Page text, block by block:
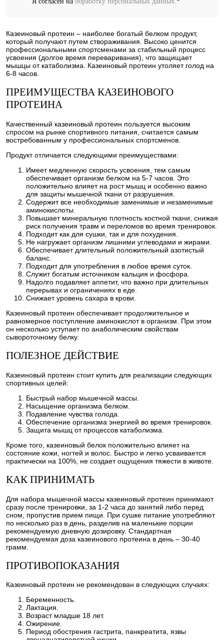
Казеиновый протеин – наиболее богатый белком продукт,
который получают путем створаживания. Высоко ценится
профессиональными спортсменами за стабильный процесс
усвоения (долгое время переваривания), что защищает
мышцы от катаболизма. Казеиновый протеин утоляет голод на
6-8 часов.
ПРЕИМУЩЕСТВА КАЗЕИНОВОГО
ПРОТЕИНА
Качественный казеиновый протеин пользуется высоким
спросом на рынке спортивного питания, считается самым
востребованным у профессиональных спортсменов.
Продукт отличается следующими преимуществами:
Имеет медленную скорость усвоения, тем самым
обеспечивает организм белком на 5-7 часов. Это
положительно влияет на рост мышц и особенно важно
для защиты мышечной ткани от разрушения.
Содержит все необходимые заменимые и незаменимые
аминокислоты.
Повышает минеральную плотность костной ткани, снижая
риск получения травм и переломов во время тренировок.
Подходит как для сушки, так и для похудения.
Не нагружает организм лишними углеводами и жирами.
Обеспечивает длительный положительный азотистый
баланс.
Подходит для употребления в любое время суток.
Служит богатым источником кальция и фосфора.
Надолго подавляет аппетит, что важно при длительных
перерывах и ограничениях в еде.
Снижает уровень сахара в крови.
Казеиновый протеин обеспечивает продолжительное и
равномерное поступление аминокислот в организм. При этом
он несколько уступает по анаболическим свойствам
сывороточному белку.
ПОЛЕЗНОЕ ДЕЙСТВИЕ
Казеиновый протеин стоит купить для реализации следующих
спортивных целей:
Быстрый набор мышечной массы.
Насыщение организма белком.
Подавление чувства голода.
Обеспечение организма энергией во время тренировок.
Защита мышц от процессов катаболизма.
Кроме того, казеиновый белок положительно влияет на
состояние кожи, ногтей и волос. Быстро и легко усваивается
практически на 100%, не создает ощущения тяжести в животе.
КАК ПРИНИМАТЬ
Для набора мышечной массы казеиновый протеин принимают
сразу после тренировки, за 1-2 часа до занятий либо перед
сном, пропустив прием пищи. При сушке питание употребляют
по несколько раз в день, разделив на маленькие порции
рекомендуемую дневную дозировку. Стандартная
рекомендуемая доза казеинового протеина в день – 30-40
грамм.
ПРОТИВОПОКАЗАНИЯ
Казеиновый протеин не рекомендован в следующих случаях:
Беременность.
Лактация.
Возраст младше 18 лет.
Ожирение.
Период обострения гастрита, панкреатита, язвы